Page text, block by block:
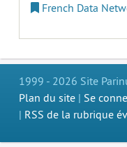
French Data
1999 - 2026 Site
Plan du site | Se
| RSS de la rubrique